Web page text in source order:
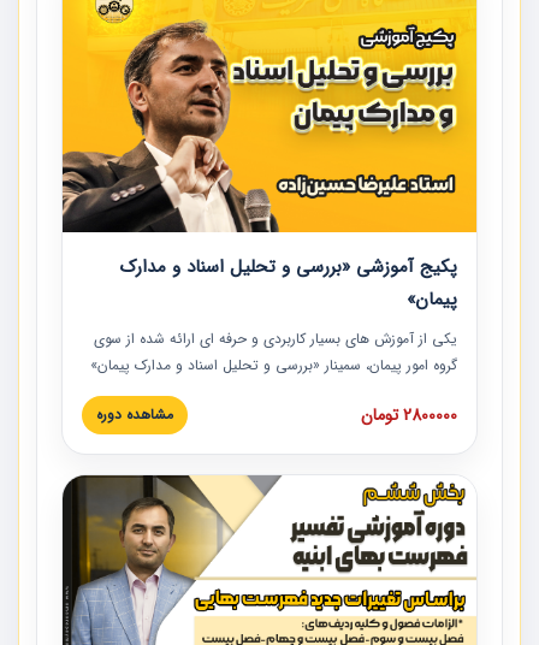
پکیج آموزشی «بررسی و تحلیل اسناد و مدارک
پیمان»
یکی از آموزش‏‏‏‏‏‏ های بسیار کاربردی و حرفه‏ ای ارائه شده از سوی
گروه امور پیمان، سمینار «بررسی و تحلیل اسناد و مدارک پیمان»
است که در دانشگاه صنعتی شریف ارائه شد. در این آموزش
نکات کلیدی مربوط به اسناد و مدارک پیمان، اولویت بندی اسناد
پیمان به همراه تجربیات عملی در این خصوص ارائه شده است.
2800000 تومان مشاهده دوره